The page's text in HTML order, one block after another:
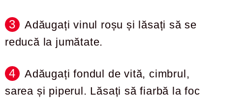
Adăugați vinul roșu și lăsați să se
reducă la jumătate.
Adăugați fondul de vită, cimbrul,
sarea și piperul. Lăsați să fiarbă la foc